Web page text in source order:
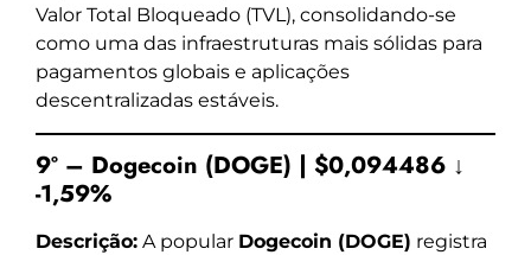
Valor Total Bloqueado (TVL), consolidando-se
como uma das infraestruturas mais sólidas para
pagamentos globais e aplicações
descentralizadas estáveis.
9º – Dogecoin (DOGE) | $0,094486 ↓
-1,59%
Descrição: A popular Dogecoin (DOGE) registra